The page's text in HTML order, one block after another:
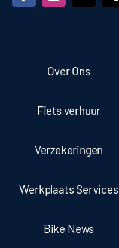
Over Ons
Fiets verhuur
Verzekeringen
Werkplaats Services
Bike News